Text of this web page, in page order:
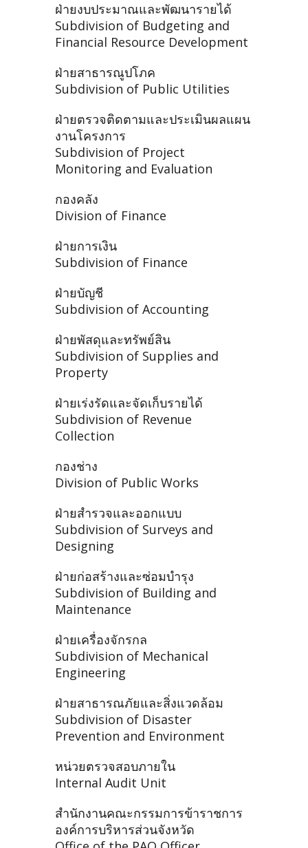
ฝ่ายงบประมาณและพัฒนารายได้
Subdivision of Budgeting and
Financial Resource Development
ฝ่ายสาธารณูปโภค
Subdivision of Public Utilities
ฝ่ายตรวจติดตามและประเมินผลแผน
งานโครงการ
Subdivision of Project
Monitoring and Evaluation
กองคลัง
Division of Finance
ฝ่ายการเงิน
Subdivision of Finance
ฝ่ายบัญชี
Subdivision of Accounting
ฝ่ายพัสดุและทรัพย์สิน
Subdivision of Supplies and
Property
ฝ่ายเร่งรัดและจัดเก็บรายได้
Subdivision of Revenue
Collection
กองช่าง
Division of Public Works
ฝ่ายสำรวจและออกแบบ
Subdivision of Surveys and
Designing
ฝ่ายก่อสร้างและซ่อมบำรุง
Subdivision of Building and
Maintenance
ฝ่ายเครื่องจักรกล
Subdivision of Mechanical
Engineering
ฝ่ายสาธารณภัยและสิ่งแวดล้อม
Subdivision of Disaster
Prevention and Environment
หน่วยตรวจสอบภายใน
Internal Audit Unit
สำนักงานคณะกรรมการข้าราชการ
องค์การบริหารส่วนจังหวัด